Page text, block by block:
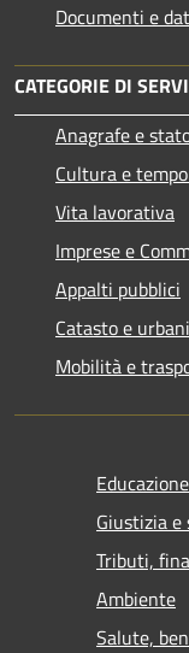
Documenti e
CATEGORIE DI
Anagrafe e
Cultura e
Vita lavorativa
Imprese e
Appalti pubblici
Catasto e
Mobilità e
Giustizia e
Tributi,
Ambiente
Salute,